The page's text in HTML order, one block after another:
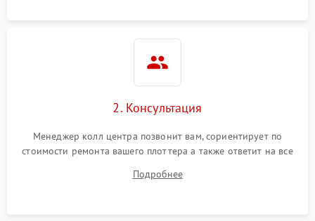
2. Консультация
Менеджер колл центра позвонит вам, сориентирует по
стоимости ремонта вашего плоттера а также ответит на все
Подробнее